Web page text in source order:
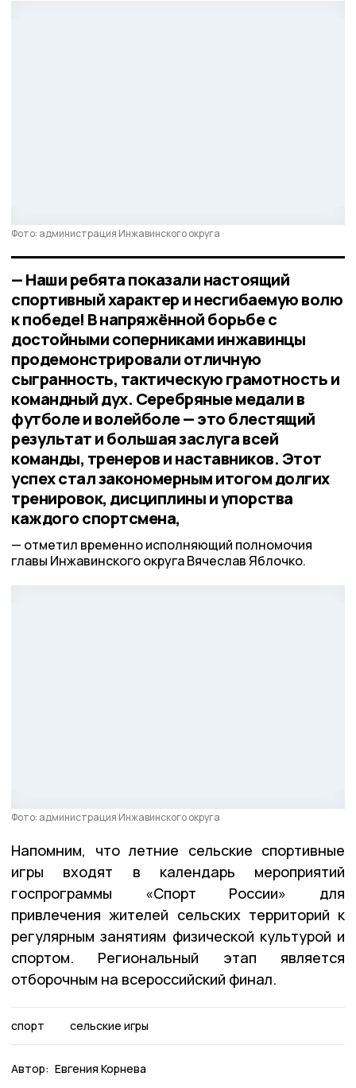
Фото: администрация Инжавинского округа
— Наши ребята показали настоящий
спортивный характер и несгибаемую волю
к победе! В напряжённой борьбе с
достойными соперниками инжавинцы
продемонстрировали отличную
сыгранность, тактическую грамотность и
командный дух. Серебряные медали в
футболе и волейболе — это блестящий
результат и большая заслуга всей
команды, тренеров и наставников. Этот
успех стал закономерным итогом долгих
тренировок, дисциплины и упорства
каждого спортсмена,
отметил временно исполняющий полномочия
главы Инжавинского округа Вячеслав Яблочко.
Фото: администрация Инжавинского округа
Напомним, что летние сельские спортивные
игры входят в календарь мероприятий
госпрограммы «Спорт России» для
привлечения жителей сельских территорий к
регулярным занятиям физической культурой и
спортом. Региональный этап является
отборочным на всероссийский финал.
спорт сельские игры
Автор: Евгения Корнева